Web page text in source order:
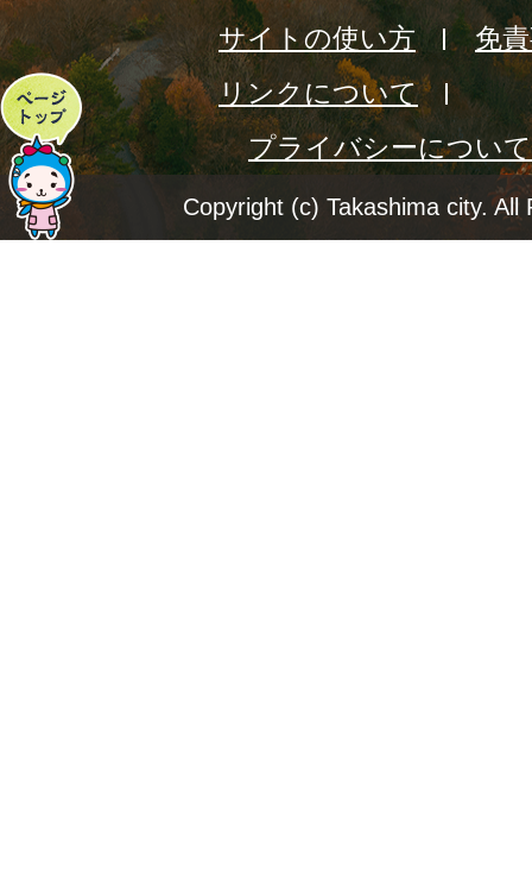
ペ
ー
ジ
サイトの使い方
免
リンクについて
プライバシーについて
Copyright (c) Takashima city. All